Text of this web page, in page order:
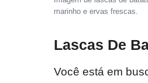
marinho e ervas frescas.
Lascas De
Você está em